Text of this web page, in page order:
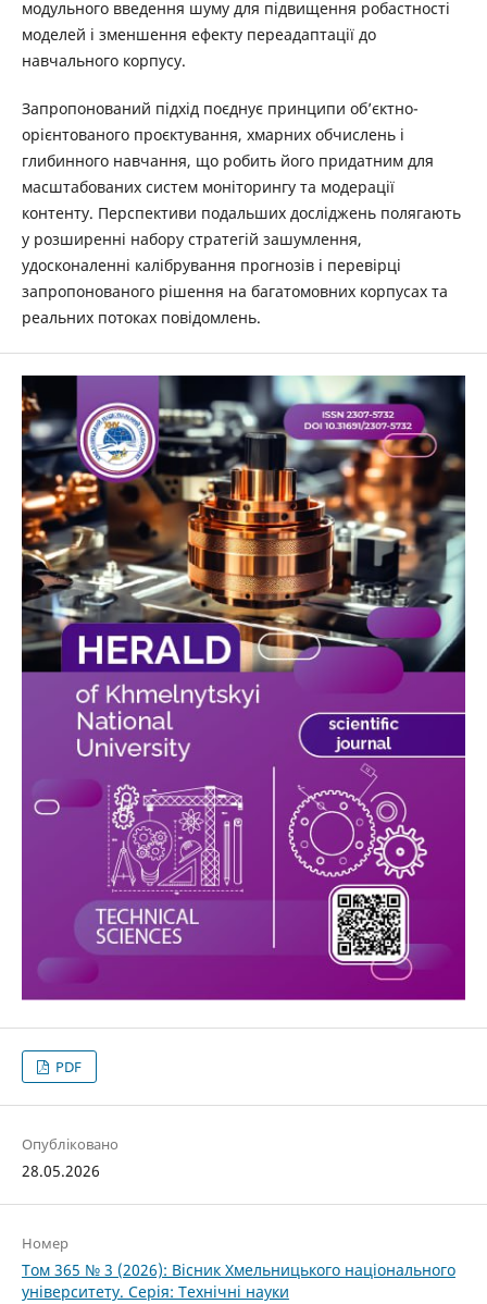
модульного введення шуму для підвищення робастності
моделей і зменшення ефекту переадаптації до
навчального корпусу.
Запропонований підхід поєднує принципи об’єктно-
орієнтованого проєктування, хмарних обчислень і
глибинного навчання, що робить його придатним для
масштабованих систем моніторингу та модерації
контенту. Перспективи подальших досліджень полягають
у розширенні набору стратегій зашумлення,
удосконаленні калібрування прогнозів і перевірці
запропонованого рішення на багатомовних корпусах та
реальних потоках повідомлень.
PDF
Опубліковано
28.05.2026
Номер
Том 365 № 3 (2026): Вісник Хмельницького національного
університету. Серія: Технічні науки